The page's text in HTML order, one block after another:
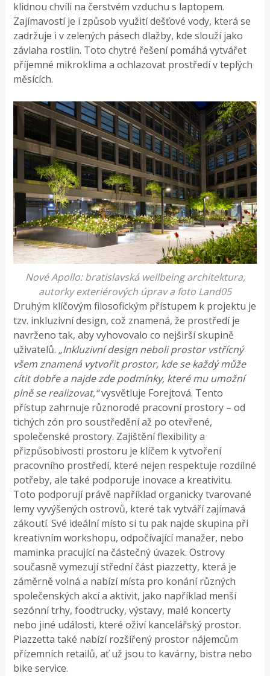
klidnou chvíli na čerstvém vzduchu s laptopem.
Zajímavostí je i způsob využití dešťové vody, která se
zadržuje i v zelených pásech dlažby, kde slouží jako
závlaha rostlin. Toto chytré řešení pomáhá vytvářet
příjemné mikroklima a ochlazovat prostředí v teplých
měsících​.
Nové Apollo: bratislavská wellbeing architektura,
autorky exteriérových úprav a foto Land05
Druhým klíčovým filosofickým přístupem k projektu je
tzv. inkluzivní design, což znamená, že prostředí je
navrženo tak, aby vyhovovalo co nejširší skupině
uživatelů. „Inkluzivní design neboli prostor vstřícný
všem znamená vytvořit prostor, kde se každý může
cítit dobře a najde zde podmínky, které mu umožní
plně se realizovat,“vysvětluje Forejtová. Tento
přístup zahrnuje různorodé pracovní prostory – od
tichých zón pro soustředění až po otevřené,
společenské prostory. Zajištění flexibility a
přizpůsobivosti prostoru je klíčem k vytvoření
pracovního prostředí, které nejen respektuje rozdílné
potřeby, ale také podporuje inovace a kreativitu.
Toto podporují právě například organicky tvarované
lemy vyvýšených ostrovů, které tak vytváří zajímavá
zákoutí. Své ideální místo si tu pak najde skupina při
kreativním workshopu, odpočívající manažer, nebo
maminka pracující na částečný úvazek. Ostrovy
současně vymezují střední část piazzetty, která je
záměrně volná a nabízí místa pro konání různých
společenských akcí a aktivit, jako například menší
sezónní trhy, foodtrucky, výstavy, malé koncerty
nebo jiné události, které oživí kancelářský prostor.
Piazzetta také nabízí rozšířený prostor nájemcům
přízemních retailů, ať už jsou to kavárny, bistra nebo
bike service.